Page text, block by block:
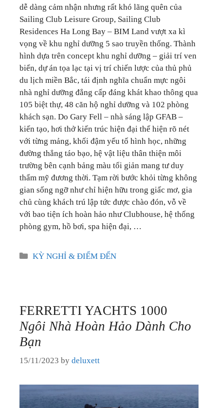
dễ dàng cảm nhận nhưng rất khó lãng quên của
Sailing Club Leisure Group, Sailing Club
Residences Ha Long Bay – BIM Land vượt xa kì
vọng về khu nghỉ dưỡng 5 sao truyền thống. Thành
hình dựa trên concept khu nghỉ dưỡng – giải trí ven
biển, dự án tọa lạc tại vị trí chiến lược của thủ phủ
du lịch miền Bắc, tái định nghĩa chuẩn mực ngôi
nhà nghỉ dưỡng đẳng cấp đáng khát khao thông qua
105 biệt thự, 48 căn hộ nghỉ dưỡng và 102 phòng
khách sạn. Do Gary Fell – nhà sáng lập GFAB –
kiến tạo, hơi thở kiến trúc hiện đại thể hiện rõ nét
với từng mảng, khối đậm yếu tố hình học, những
đường thẳng táo bạo, hệ vật liệu thân thiện môi
trường bên cạnh bảng màu tối giản mang tư duy
thẩm mỹ đương thời. Tạm rời bước khỏi từng không
gian sống ngỡ như chỉ hiện hữu trong giấc mơ, gia
chủ cùng khách trú lập tức được chào đón, vỗ về
với bao tiện ích hoàn hảo như Clubhouse, hệ thống
phòng gym, hồ bơi, spa hiện đại, …
Categories
KỲ NGHỈ & ĐIỂM ĐẾN
FERRETTI YACHTS 1000
Ngôi Nhà Hoàn Hảo Dành Cho
Bạn
15/11/2023 by deluxett